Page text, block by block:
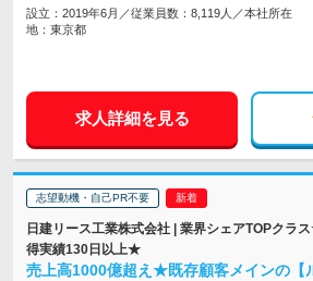
設立：2019年6月／従業員数：8,119人／本社所在
地：東京都
求人詳細を見る
志望動機・自己PR不要
日建リース工業株式会社 | 業界シェアTOPクラ
得実績130日以上★
売上高1000億超え★既存顧客メインの【